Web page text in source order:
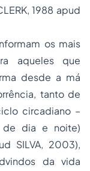
1988 apud
os mais
aqueles que
desde a má
tanto de
circadiano –
de dia e noite)
SILVA, 2003),
da vida